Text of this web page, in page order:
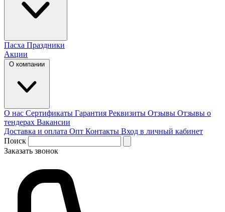
Пасха Праздники
Акции
О компании
О нас Сертификаты Гарантия Реквизиты Отзывы Отзывы о
тендерах Вакансии
Доставка и оплата Опт Контакты Вход в личный кабинет
Поиск
Заказать звонок